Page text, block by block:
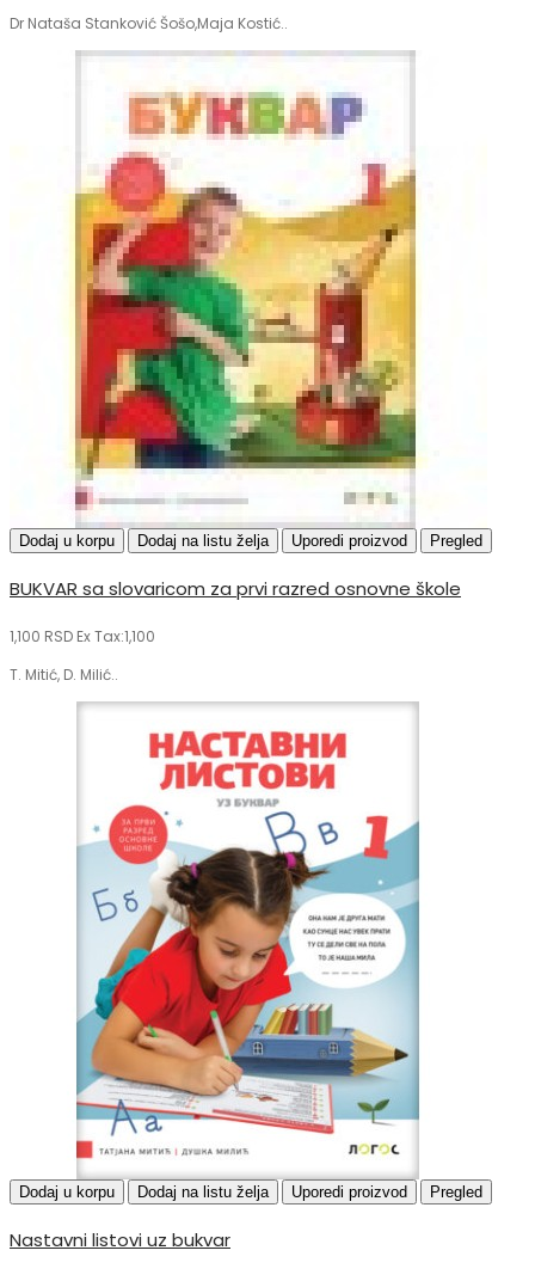
Dr Nataša Stanković Šošo,Maja Kostić..
Dodaj u korpu Dodaj na listu želja Uporedi proizvod Pregled
BUKVAR sa slovaricom za prvi razred osnovne škole
1,100 RSD Ex Tax:1,100
T. Mitić, D. Milić..
Dodaj u korpu Dodaj na listu želja Uporedi proizvod Pregled
Nastavni listovi uz bukvar